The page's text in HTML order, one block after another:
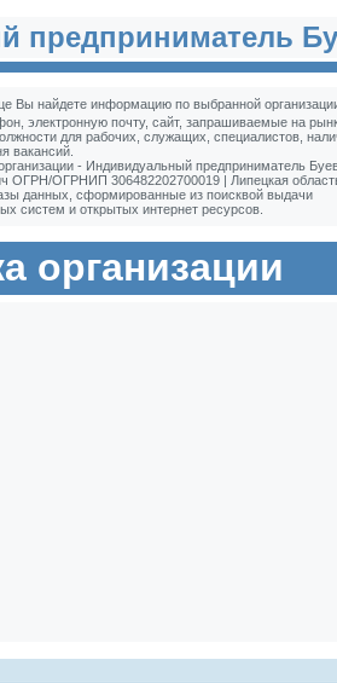
предприниматель
Вы найдете информацию по выбранной
электронную почту, сайт, запрашиваемые на
для рабочих, служащих, специалистов,
вакансий.
- Индивидуальный предприниматель
ОГРН/ОГРНИП 306482202700019 | Липецкая
данных, сформированные из поисквой выдачи
систем и открытых интернет ресурсов.
организации